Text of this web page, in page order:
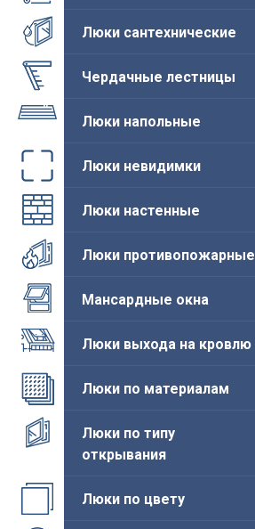
Люки сантехнические
Чердачные лестницы
Люки напольные
Люки невидимки
Люки настенные
Люки противопожарные
Мансардные окна
Люки выхода на кровлю
Люки по материалам
Люки по типу
открывания
Люки по цвету